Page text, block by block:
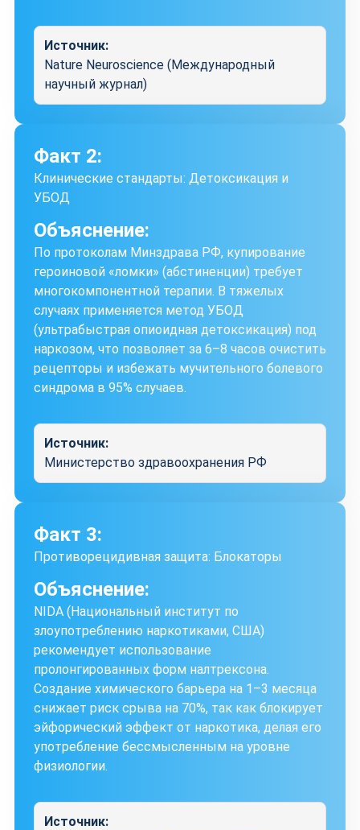
Источник:
Nature Neuroscience (Международный
научный журнал)
Факт 2:
Клинические стандарты: Детоксикация и
УБОД
Объяснение:
По протоколам Минздрава РФ, купирование
героиновой «ломки» (абстиненции) требует
многокомпонентной терапии. В тяжелых
случаях применяется метод УБОД
(ультрабыстрая опиоидная детоксикация) под
наркозом, что позволяет за 6–8 часов очистить
рецепторы и избежать мучительного болевого
синдрома в 95% случаев.
Источник:
Министерство здравоохранения РФ
Факт 3:
Противорецидивная защита: Блокаторы
Объяснение:
NIDA (Национальный институт по
злоупотреблению наркотиками, США)
рекомендует использование
пролонгированных форм налтрексона.
Создание химического барьера на 1–3 месяца
снижает риск срыва на 70%, так как блокирует
эйфорический эффект от наркотика, делая его
употребление бессмысленным на уровне
физиологии.
Источник: